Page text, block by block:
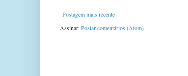
Postagem mais recente
Assinar:Postar comentários (Atom)